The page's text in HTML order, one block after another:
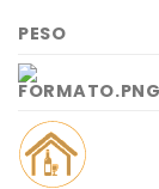
PESO